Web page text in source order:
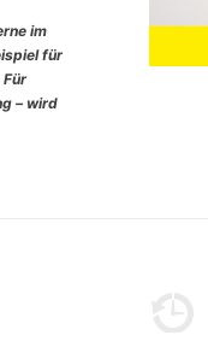
im
für
– wird